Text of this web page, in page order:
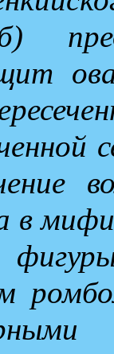
щит
в